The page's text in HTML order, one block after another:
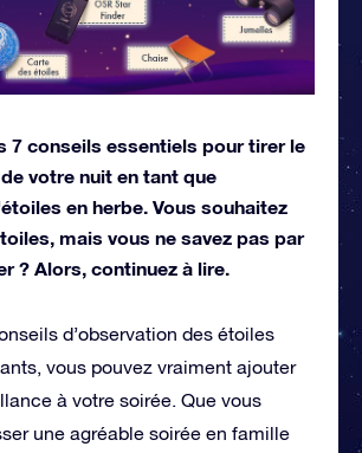
7 conseils essentiels pour tirer le
votre nuit en tant que
en herbe. Vous souhaitez
mais vous ne savez pas par
? Alors, continuez à lire.
d’observation des étoiles
vous pouvez vraiment ajouter
à votre soirée. Que vous
une agréable soirée en famille